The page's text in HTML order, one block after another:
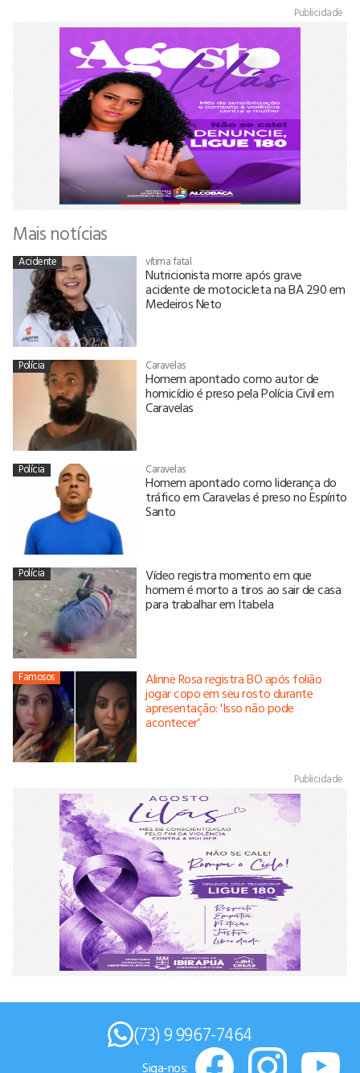
Publicidade
Mais notícias
Acidente vítima fatal
Nutricionista morre após grave
acidente de motocicleta na BA 290 em
Medeiros Neto
Polícia Caravelas
Homem apontado como autor de
homicídio é preso pela Polícia Civil em
Caravelas
Polícia Caravelas
Homem apontado como liderança do
tráfico em Caravelas é preso no Espírito
Santo
Polícia Vídeo registra momento em que
homem é morto a tiros ao sair de casa
para trabalhar em Itabela
Famosos Alinne Rosa registra BO após folião
jogar copo em seu rosto durante
apresentação: 'Isso não pode
acontecer'
Publicidade
(73) 9 9967-7464
Siga-nos: